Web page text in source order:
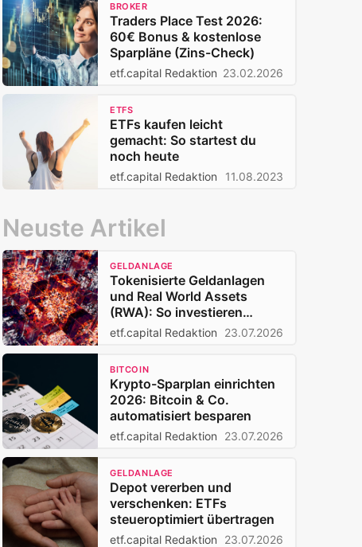
BROKER
Traders Place Test 2026:
60€ Bonus & kostenlose
Sparpläne (Zins-Check)
etf.capital Redaktion 23.02.2026
ETFS
ETFs kaufen leicht
gemacht: So startest du
noch heute
etf.capital Redaktion 11.08.2023
Neuste Artikel
GELDANLAGE
Tokenisierte Geldanlagen
und Real World Assets
(RWA): So investieren
Privatanleger 2026
etf.capital Redaktion 23.07.2026
BITCOIN
Krypto-Sparplan einrichten
2026: Bitcoin & Co.
automatisiert besparen
etf.capital Redaktion 23.07.2026
GELDANLAGE
Depot vererben und
verschenken: ETFs
steueroptimiert übertragen
etf.capital Redaktion 23.07.2026